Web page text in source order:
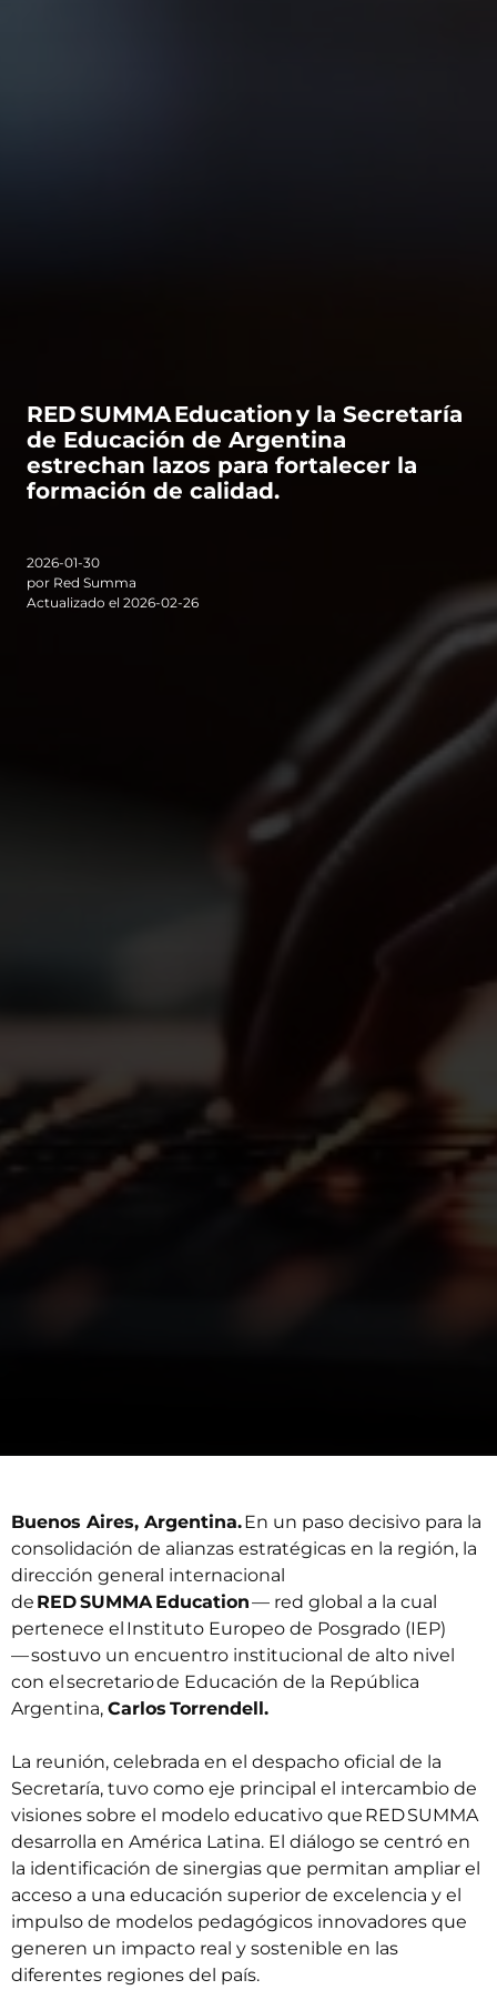
RED SUMMA Education y la Secretaría
de Educación de Argentina
estrechan lazos para fortalecer la
formación de calidad.
2026-01-30
por Red Summa
Actualizado el 2026-02-26
Buenos Aires, Argentina.En un paso decisivo para la
consolidación de alianzas estratégicas en la región, la
dirección general internacional
de RED SUMMA Education— red global a la cual
pertenece el Instituto Europeo de Posgrado (IEP)
— sostuvo un encuentro institucional de alto nivel
con el secretario de Educación de la República
Argentina, Carlos Torrendell.
La reunión, celebrada en el despacho oficial de la
Secretaría, tuvo como eje principal el intercambio de
visiones sobre el modelo educativo que RED SUMMA
desarrolla en América Latina. El diálogo se centró en
la identificación de sinergias que permitan ampliar el
acceso a una educación superior de excelencia y el
impulso de modelos pedagógicos innovadores que
generen un impacto real y sostenible en las
diferentes regiones del país.